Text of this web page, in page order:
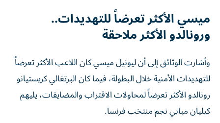
ميسي الأكثر تعرضاً للتهديدات..
ورونالدو الأكثر ملاحقة
وأشارت الوثائق إلى أن ليونيل ميسي كان اللاعب الأكثر تعرضاً
للتهديدات الأمنية خلال البطولة، فيما كان البرتغالي كريستيانو
رونالدو الأكثر تعرضاً لمحاولات الاقتراب والمضايقات، يليهم
كيليان مبابي نجم منتخب فرنسا.